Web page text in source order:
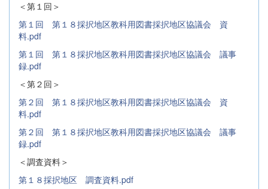
＜第１回＞
第１回 第１８採択地区教科用図書採択地区協議会 資
料.pdf
第１回 第１８採択地区教科用図書採択地区協議会 議事
録.pdf
＜第２回＞
第２回 第１８採択地区教科用図書採択地区協議会 資
料.pdf
第２回 第１８採択地区教科用図書採択地区協議会 議事
録.pdf
＜調査資料＞
第１８採択地区 調査資料.pdf